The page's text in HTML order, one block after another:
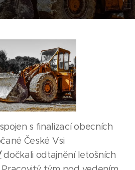
s finalizací obecních
České Vsi
dočkali odtajnění letošních